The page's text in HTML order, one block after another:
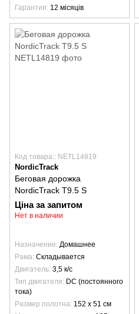
Гарантия 12 місяців
Код товара:: NETL14819
NordicTrack
Беговая дорожка
NordicTrack T9.5 S
Ціна за запитом
Нет в наличии
Назначение Домашнее
Рама Складывается
Двигатель 3,5 к/с
Тип двигателя
DC (постоянного
тока)
Размер полотна 152 х 51 см